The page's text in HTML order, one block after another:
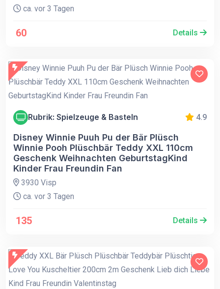
ca. vor 3 Tagen
60 Details
Rubrik: Spielzeuge & Basteln 4.9
Disney Winnie Puuh Pu der Bär Plüsch
Winnie Pooh Plüschbär Teddy XXL 110cm
Geschenk Weihnachten GeburtstagKind
Kinder Frau Freundin Fan
3930 Visp
ca. vor 3 Tagen
135 Details